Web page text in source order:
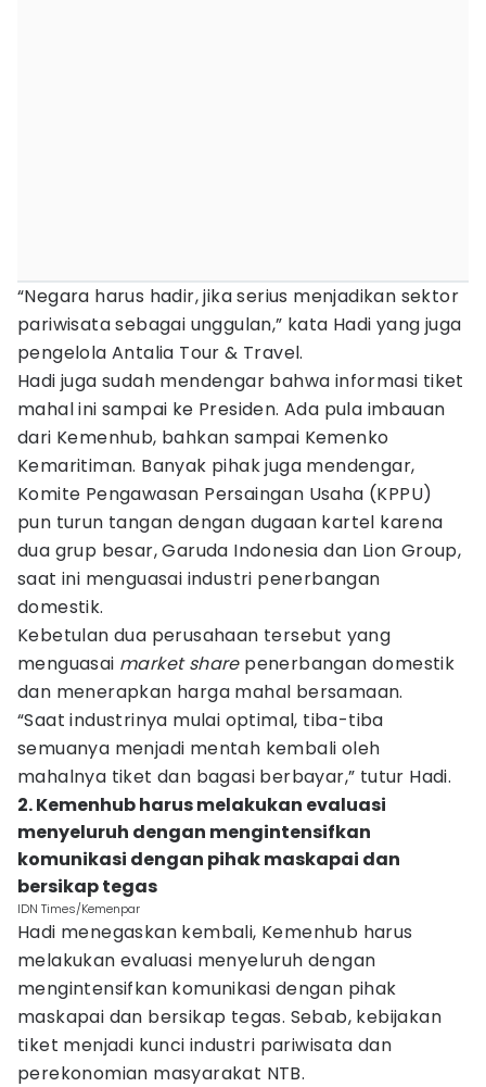
“Negara harus hadir, jika serius menjadikan sektor
pariwisata sebagai unggulan,” kata Hadi yang juga
pengelola Antalia Tour & Travel.
Hadi juga sudah mendengar bahwa informasi tiket
mahal ini sampai ke Presiden. Ada pula imbauan
dari Kemenhub, bahkan sampai Kemenko
Kemaritiman. Banyak pihak juga mendengar,
Komite Pengawasan Persaingan Usaha (KPPU)
pun turun tangan dengan dugaan kartel karena
dua grup besar, Garuda Indonesia dan Lion Group,
saat ini menguasai industri penerbangan
domestik.
Kebetulan dua perusahaan tersebut yang
menguasai market sharepenerbangan domestik
dan menerapkan harga mahal bersamaan.
“Saat industrinya mulai optimal, tiba-tiba
semuanya menjadi mentah kembali oleh
mahalnya tiket dan bagasi berbayar,” tutur Hadi.
2. Kemenhub harus melakukan evaluasi
menyeluruh dengan mengintensifkan
komunikasi dengan pihak maskapai dan
bersikap tegas
IDN Times/Kemenpar
Hadi menegaskan kembali, Kemenhub harus
melakukan evaluasi menyeluruh dengan
mengintensifkan komunikasi dengan pihak
maskapai dan bersikap tegas. Sebab, kebijakan
tiket menjadi kunci industri pariwisata dan
perekonomian masyarakat NTB.